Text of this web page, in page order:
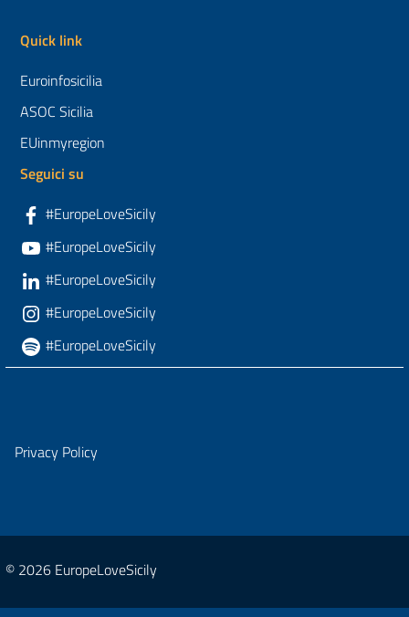
Quick link
Euroinfosicilia
ASOC Sicilia
EUinmyregion
Seguici su
#EuropeLoveSicily
#EuropeLoveSicily
#EuropeLoveSicily
#EuropeLoveSicily
#EuropeLoveSicily
Privacy Policy
© 2026 EuropeLoveSicily